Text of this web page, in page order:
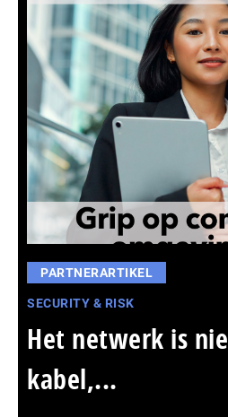
PARTNERARTIKEL
SECURITY & RISK
Het netwerk is
kabel,...